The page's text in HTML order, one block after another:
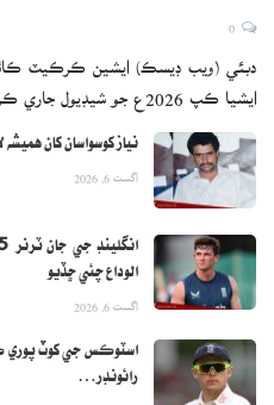
دبئي (ويب ڊيسڪ) ايشين ڪرڪيٽ
ايشيا ڪپ 2026ع جو شيڊيول جاري ڪري ڇڏيو آهي، جنهن…
نياز کوسواسان کان هميشه
اگست 6, 2026
الوداع چئي ڇڏيو
اگست 6, 2026
اسٽوڪس جي کوٽ پوري
رائونڊر…